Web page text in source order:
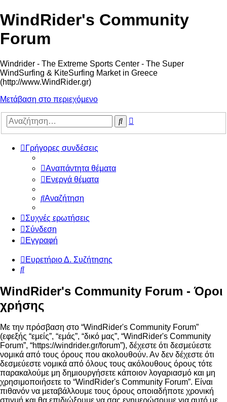
WindRider's Community
Forum
Windrider - The Extreme Sports Center - The Super
WindSurfing & KiteSurfing Market in Greece
(http://www.WindRider.gr)
Μετάβαση στο περιεχόμενο
Αναζήτηση
Γρήγορες συνδέσεις
Αναπάντητα θέματα
Ενεργά θέματα
Αναζήτηση
Συχνές ερωτήσεις
Σύνδεση
Εγγραφή
Ευρετήριο Δ. Συζήτησης
Αναζήτηση
WindRider's Community Forum - Όροι
χρήσης
Με την πρόσβαση στο “WindRider's Community Forum”
(εφεξής “εμείς”, “εμάς”, “δικό μας”, “WindRider's Community
Forum”, “https://windrider.gr/forum”), δέχεστε ότι δεσμεύεστε
νομικά από τους όρους που ακολουθούν. Αν δεν δέχεστε ότι
δεσμεύεστε νομικά από όλους τους ακόλουθους όρους τότε
παρακαλούμε μη δημιουργήσετε κάποιον λογαριασμό και μη
χρησιμοποιήσετε το “WindRider's Community Forum”. Είναι
πιθανόν να μεταβάλλουμε τους όρους οποιαδήποτε χρονική